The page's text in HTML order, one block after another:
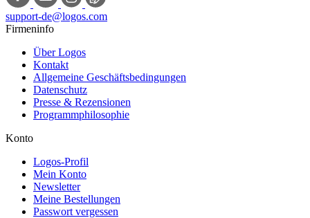
support-de@logos.com
Firmeninfo
Über Logos
Kontakt
Allgemeine Geschäftsbedingungen
Datenschutz
Presse & Rezensionen
Programmphilosophie
Konto
Logos-Profil
Mein Konto
Newsletter
Meine Bestellungen
Passwort vergessen